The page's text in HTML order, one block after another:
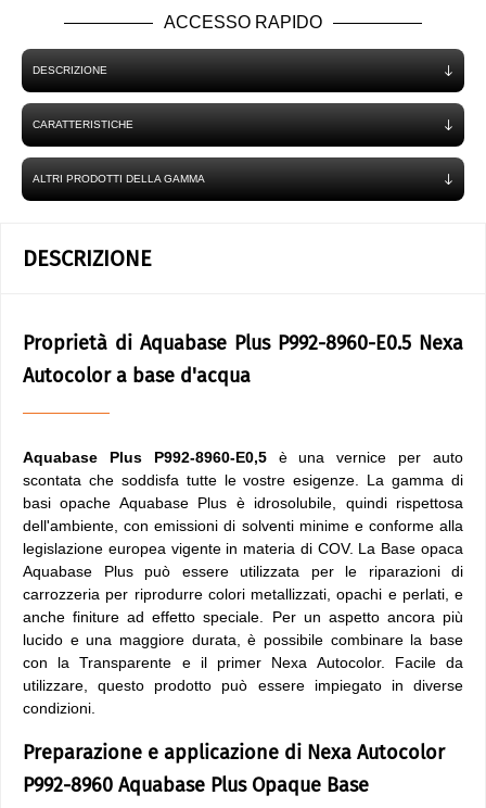
ACCESSO RAPIDO
DESCRIZIONE
CARATTERISTICHE
ALTRI PRODOTTI DELLA GAMMA
DESCRIZIONE
Proprietà di Aquabase Plus P992-8960-E0.5 Nexa
Autocolor a base d'acqua
Aquabase Plus P992-8960-E0,5è una vernice per auto
scontata che soddisfa tutte le vostre esigenze. La gamma di
basi opache Aquabase Plus è idrosolubile, quindi rispettosa
dell'ambiente, con emissioni di solventi minime e conforme alla
legislazione europea vigente in materia di COV. La Base opaca
Aquabase Plus può essere utilizzata per le riparazioni di
carrozzeria per riprodurre colori metallizzati, opachi e perlati, e
anche finiture ad effetto speciale. Per un aspetto ancora più
lucido e una maggiore durata, è possibile combinare la base
con la Transparente e il primer Nexa Autocolor. Facile da
utilizzare, questo prodotto può essere impiegato in diverse
condizioni.
Preparazione e applicazione di Nexa Autocolor
P992-8960 Aquabase Plus Opaque Base